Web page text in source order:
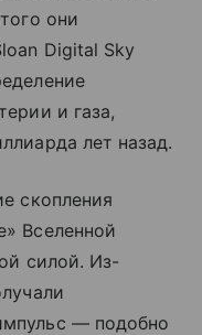
они
Digital Sky
и газа,
лет назад.
скопления
Вселенной
силой. Из-
— подобно